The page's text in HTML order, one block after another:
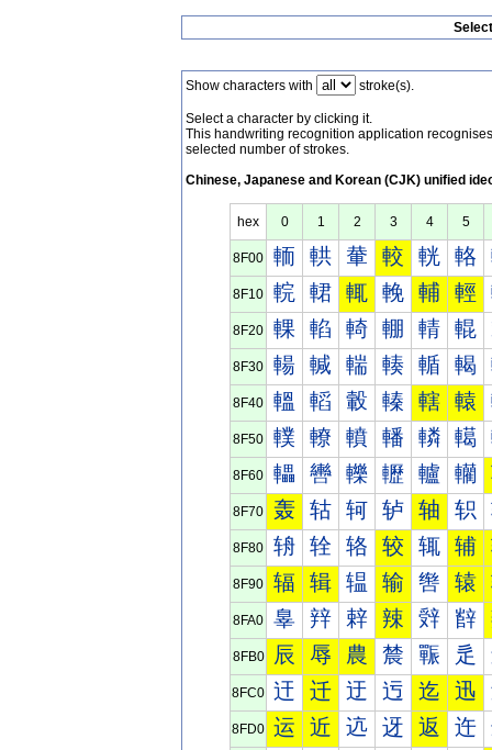
Show characters with stroke(s).
Select a character by clicking it.
This handwriting recognition application
selected number of strokes.
Chinese, Japanese and Korean (CJK) unified
hex 0 1 2 3 4 5
8F00 輀 輁 輂 較 輄 輅
8F10 輐 輑 輒 輓 輔 輕
8F20 輠 輡 輢 輣 輤 輥
8F30 輰 輱 輲 輳 輴 輵
8F40 轀 轁 轂 轃 轄 轅
8F50 轐 轑 轒 轓 轔 轕
8F60 轠 轡 轢 轣 轤 轥
8F70 轰 轱 轲 轳 轴 轵
8F80 辀 辁 辂 较 辄 辅
8F90 辐 辑 辒 输 辔 辕
8FA0 辠 辡 辢 辣 辤 辥
8FB0 辰 辱 農 辳 辴 辵
8FC0 迀 迁 迂 迃 迄 迅
8FD0 运 近 迒 迓 返 迕